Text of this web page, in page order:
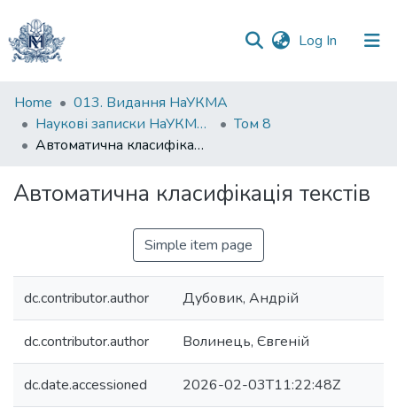
Log In (current)
Communities
&
Collections
Home
013. Видання НаУКМА
Наукові записки НаУКМА. Комп'ютерні науки
Том 8
Автоматична класифікація текстів
Автоматична класифікація текстів
Simple item page
dc.contributor.author Дубовик, Андрій
dc.contributor.author Волинець, Євгеній
dc.date.accessioned 2026-02-03T11:22:48Z